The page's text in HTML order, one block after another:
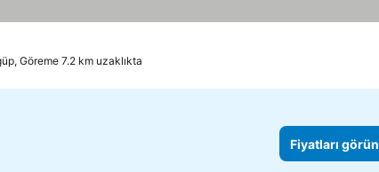
Göreme 7.2 km uzaklıkta
Fiyatları görün